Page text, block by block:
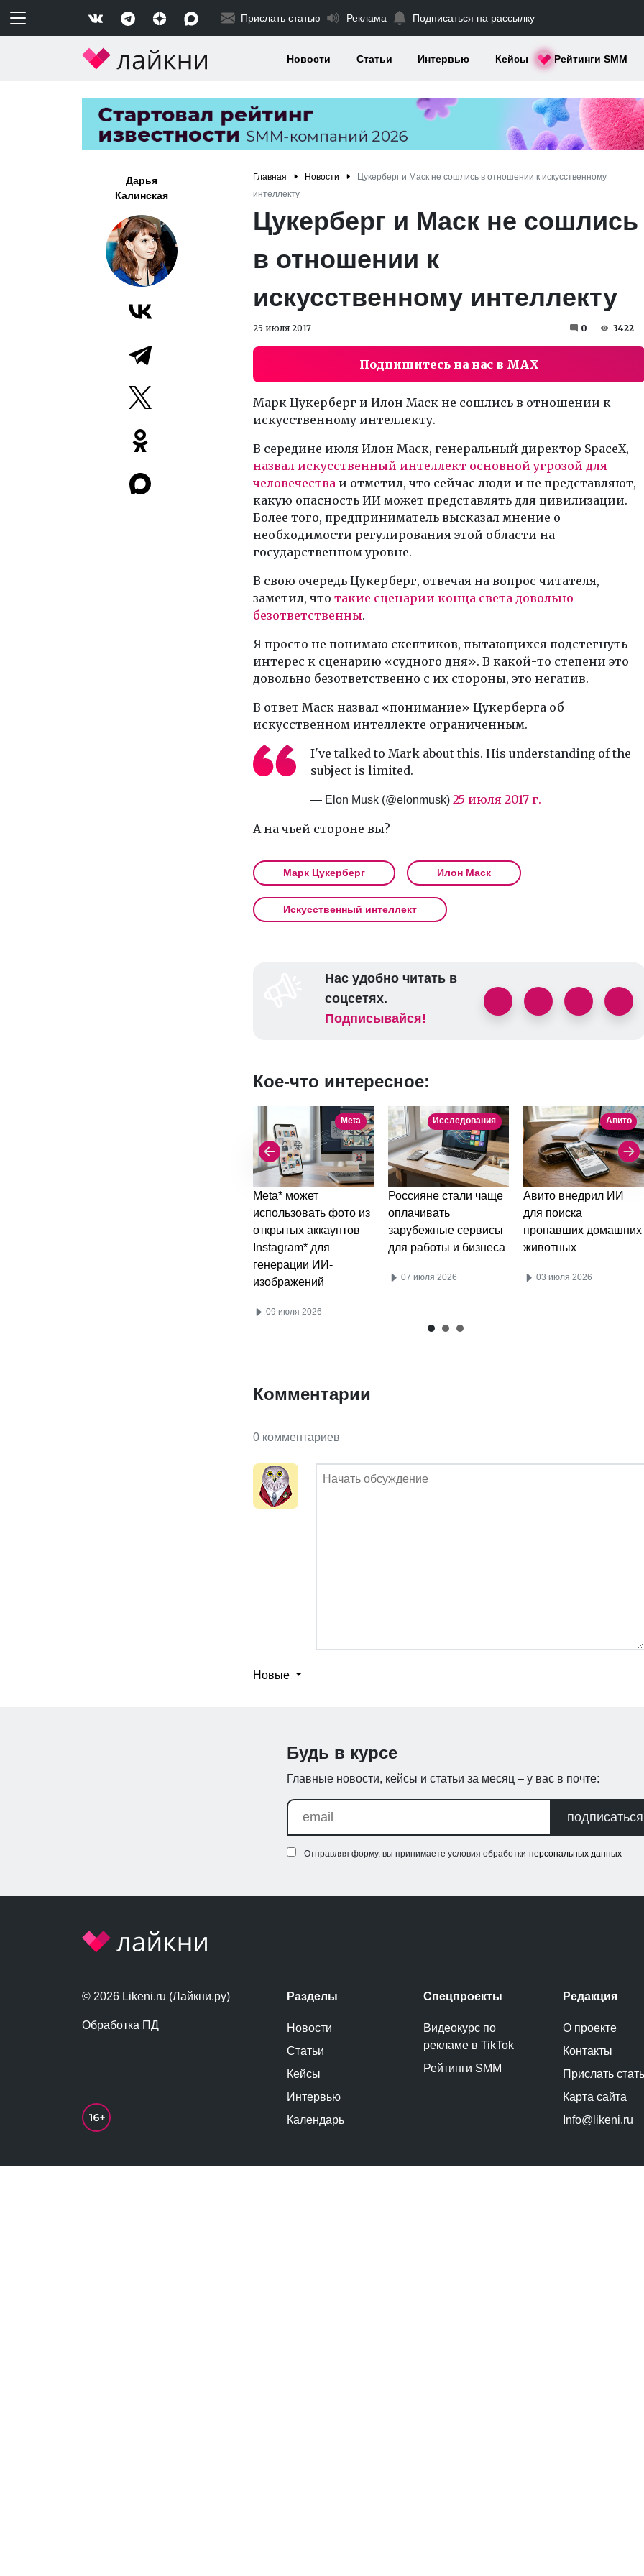
Прислать статью Реклама Подписаться на рассылку
Новости Статьи Интервью Кейсы Рейтинги SMM
Дарья
Калинская
Главная Новости
Цукерберг и Маск не сошлись в отношении к искусственному
интеллекту
Цукерберг и Маск не сошлись
в отношении к
искусственному интеллекту
25 июля 2017 0 3422
Подпишитесь на нас в MAX
Марк Цукерберг и Илон Маск не сошлись в отношении к
искусственному интеллекту.
В середине июля Илон Маск, генеральный директор SpaceX,
назвал искусственный интеллект основной угрозой для
человечества и отметил, что сейчас люди и не представляют,
какую опасность ИИ может представлять для цивилизации.
Более того, предприниматель высказал мнение о
необходимости регулирования этой области на
государственном уровне.
В свою очередь Цукерберг, отвечая на вопрос читателя,
заметил, что такие сценарии конца света довольно
безответственны.
Я просто не понимаю скептиков, пытающихся подстегнуть
интерес к сценарию «судного дня». В какой-то степени это
довольно безответственно с их стороны, это негатив.
В ответ Маск назвал «понимание» Цукерберга об
искусственном интеллекте ограниченным.
I've talked to Mark about this. His understanding of the
subject is limited.
— Elon Musk (@elonmusk) 25 июля 2017 г.
А на чьей стороне вы?
Марк Цукерберг Илон Маск
Искусственный интеллект
Нас удобно читать в
соцсетях.
Подписывайся!
Кое-что интересное:
Meta
Meta* может
использовать фото из
открытых аккаунтов
Instagram* для
генерации ИИ-
изображений
09 июля 2026
Исследования
Россияне стали чаще
оплачивать
зарубежные сервисы
для работы и бизнеса
07 июля 2026
Авито
Авито внедрил ИИ
для поиска
пропавших домашних
животных
03 июля 2026
Комментарии
0 комментариев
Новые
Будь в курсе
Главные новости, кейсы и статьи за месяц – у вас в почте:
подписаться
Отправляя форму, вы принимаете условия обработки персональных данных
© 2026 Likeni.ru (Лайкни.ру)
Обработка ПД
Разделы
Новости
Статьи
Кейсы
Интервью
Календарь
Спецпроекты
Видеокурс по
рекламе в TikTok
Рейтинги SMM
Редакция
О проекте
Контакты
Прислать
Карта сайта
Info@likeni.ru